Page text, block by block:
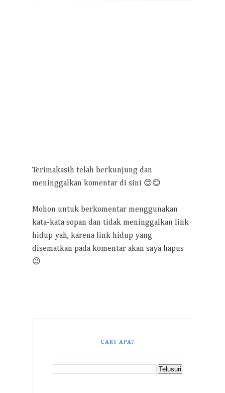
Terimakasih telah berkunjung dan
meninggalkan komentar di sini 😊😊
Mohon untuk berkomentar menggunakan
kata-kata sopan dan tidak meninggalkan link
hidup yah, karena link hidup yang
disematkan pada komentar akan saya hapus
😉
CARI APA?